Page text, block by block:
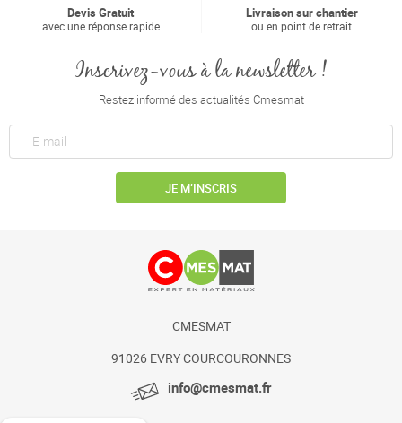
Devis Gratuit
avec une réponse rapide
Livraison sur chantier
ou en point de retrait
Inscrivez-vous à la newsletter !
Restez informé des actualités Cmesmat
JE M’INSCRIS
CMESMAT
91026 EVRY COURCOURONNES
info@cmesmat.fr